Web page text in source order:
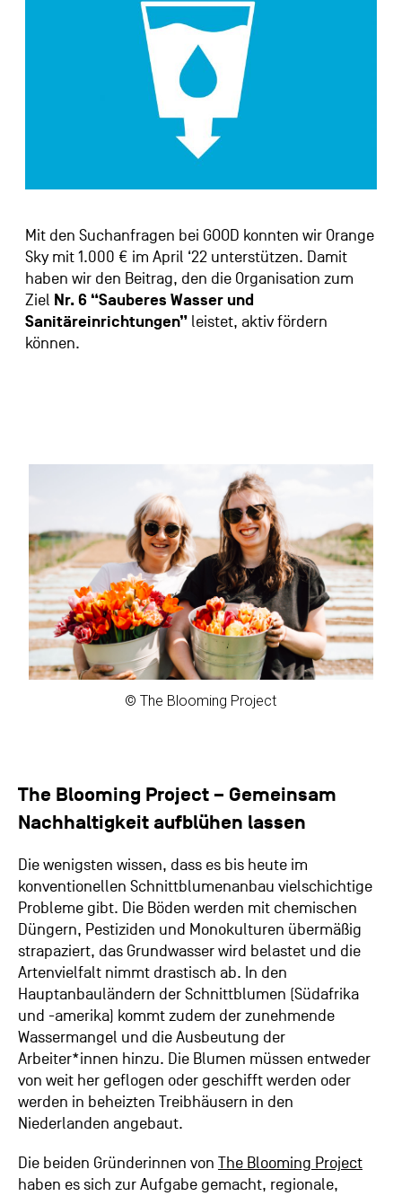
Mit den Suchanfragen bei GOOD konnten wir Orange
Sky mit 1.000 € im April ‘22 unterstützen. Damit
haben wir den Beitrag, den die Organisation zum
Ziel Nr. 6 “Sauberes Wasser und
Sanitäreinrichtungen” leistet, aktiv fördern
können.
© The Blooming Project
The Blooming Project – Gemeinsam
Nachhaltigkeit aufblühen lassen
Die wenigsten wissen, dass es bis heute im
konventionellen Schnittblumenanbau vielschichtige
Probleme gibt. Die Böden werden mit chemischen
Düngern, Pestiziden und Monokulturen übermäßig
strapaziert, das Grundwasser wird belastet und die
Artenvielfalt nimmt drastisch ab. In den
Hauptanbauländern der Schnittblumen (Südafrika
und -amerika) kommt zudem der zunehmende
Wassermangel und die Ausbeutung der
Arbeiter*innen hinzu. Die Blumen müssen entweder
von weit her geflogen oder geschifft werden oder
werden in beheizten Treibhäusern in den
Niederlanden angebaut.
Die beiden Gründerinnen von The Blooming Project
haben es sich zur Aufgabe gemacht, regionale,